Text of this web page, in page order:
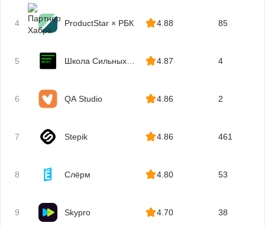
Docker
Node.js
REST API
Алгоритмы и структуры данных
Базы данных
Блокчейн
Solidity
Парсинг
4 ProductStar × РБК 4.88 85
5
Школа Сильных
4.87 4
6 QA Studio 4.86 2
7 Stepik 4.86 461
8 Слёрм 4.80 53
9 Skypro 4.70 38